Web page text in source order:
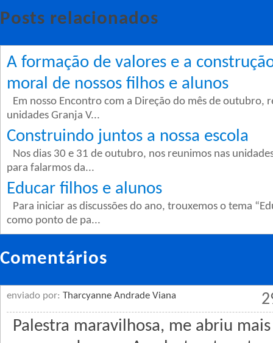
Posts relacionados
A formação de valores e a
moral de nossos filhos e alunos
Em nosso Encontro com a Direção do mês de outubro,
unidades Granja V...
Construindo juntos a nossa escola
Nos dias 30 e 31 de outubro, nos reunimos nas
para falarmos da...
Educar filhos e alunos
Para iniciar as discussões do ano, trouxemos o tema
como ponto de pa...
Comentários
enviado por: Tharcyanne Andrade Viana
Palestra maravilhosa, me abriu